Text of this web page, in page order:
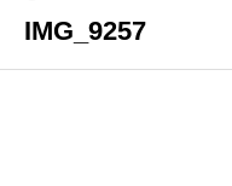
IMG_9257